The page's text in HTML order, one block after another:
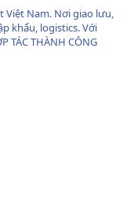
Việt Nam. Nơi giao lưu,
khẩu, logistics. Với
TÁC THÀNH CÔNG